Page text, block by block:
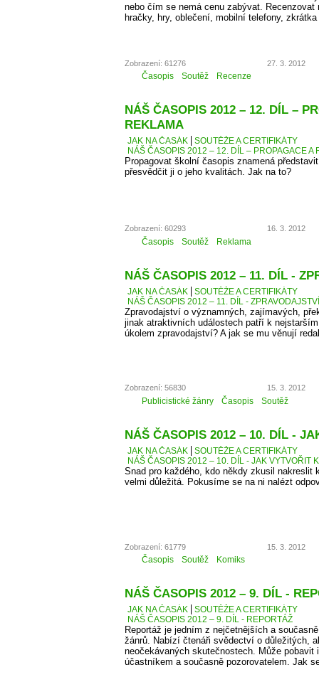
nebo čím se nemá cenu zabývat. Recenzovat
hračky, hry, oblečení, mobilní telefony,
Zobrazení: 61276 27. 3. 2012
Časopis Soutěž Recenze
NÁŠ ČASOPIS 2012 – 12. DÍL –
REKLAMA
JAK NA ČASÁK
SOUTĚŽE A CERTIFIKÁTY
NÁŠ ČASOPIS 2012 – 12. DÍL – PROPAGACE A
Propagovat školní časopis znamená
přesvědčit ji o jeho kvalitách. Jak na to?
Zobrazení: 60293 16. 3. 2012
Časopis Soutěž Reklama
NÁŠ ČASOPIS 2012 – 11. DÍL -
JAK NA ČASÁK
SOUTĚŽE A CERTIFIKÁTY
NÁŠ ČASOPIS 2012 – 11. DÍL - ZPRAVODAJSTVÍ
Zpravodajství o významných, zajímavých,
jinak atraktivních událostech patří k
úkolem zpravodajství? A jak se mu věnují
Zobrazení: 56830 15. 3. 2012
Publicistické žánry Časopis Soutěž
NÁŠ ČASOPIS 2012 – 10. DÍL -
JAK NA ČASÁK
SOUTĚŽE A CERTIFIKÁTY
NÁŠ ČASOPIS 2012 – 10. DÍL - JAK VYTVOŘIT
Snad pro každého, kdo někdy zkusil nakreslit
velmi důležitá. Pokusíme se na ni nalézt
Zobrazení: 61779 15. 3. 2012
Časopis Soutěž Komiks
NÁŠ ČASOPIS 2012 – 9. DÍL -
JAK NA ČASÁK
SOUTĚŽE A CERTIFIKÁTY
NÁŠ ČASOPIS 2012 – 9. DÍL - REPORTÁŽ
Reportáž je jedním z nejčetnějších a
žánrů. Nabízí čtenáři svědectví o důležitých,
neočekávaných skutečnostech. Může pobavit
účastníkem a současně pozorovatelem. Jak